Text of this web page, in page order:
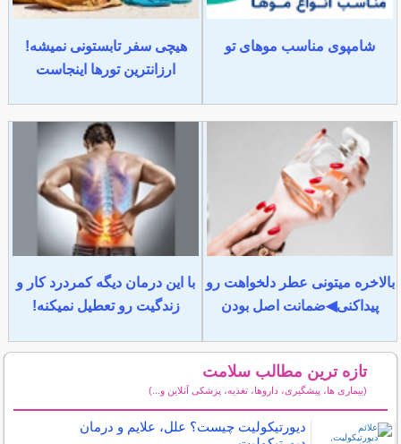
شامپوی مناسب موهای تو
هیچی سفر تابستونی نمیشه!
ارزانترین تورها اینجاست
بالاخره میتونی عطر دلخواهت رو
پیداکنی◀ضمانت اصل بودن
با این درمان دیگه کمردرد کار و
زندگیت رو تعطیل نمیکنه!
تازه ترین مطالب سلامت
(بیماری ها، پیشگیری، داروها، تغذیه، پزشکی آنلاین و...)
دیورتیکولیت چیست؟ علل، علایم و درمان